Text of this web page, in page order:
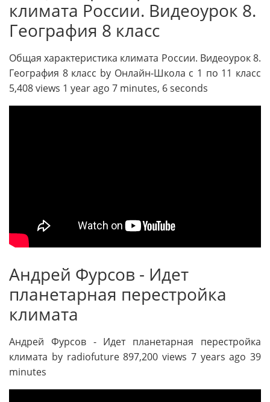
климата России. Видеоурок 8.
География 8 класс
Общая характеристика климата России. Видеоурок 8.
География 8 класс by Онлайн-Школа с 1 по 11 класс
5,408 views 1 year ago 7 minutes, 6 seconds
Андрей Фурсов - Идет
планетарная перестройка
климата
Андрей Фурсов - Идет планетарная перестройка
климата by radiofuture 897,200 views 7 years ago 39
minutes